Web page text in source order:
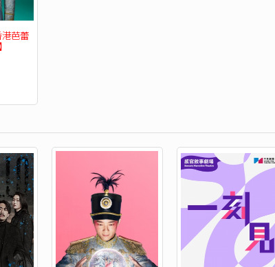
演唱會2013》
》
——遊樂民族：林一峰x黃馨《花訣》
他One Magic Day》及《林一峰遊樂會2013》
打擊樂音樂會
子》
衝》
樂》
》
方》
港芭蕾